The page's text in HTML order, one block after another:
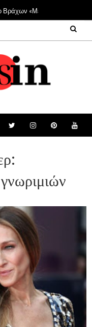
«Μελίνα Μερκούρη»